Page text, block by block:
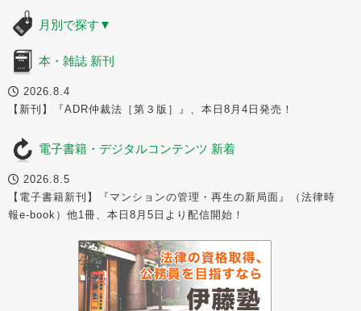
月別で探す ▼
本・雑誌 新刊
2026.8.4
【新刊】『ADR仲裁法［第３版］』、本日8月4日発売！
電子書籍・デジタルコンテンツ 新着
2026.8.5
【電子書籍新刊】『マンションの管理・再生の新局面』（法律時
報e-book）他1冊、本日8月5日より配信開始！